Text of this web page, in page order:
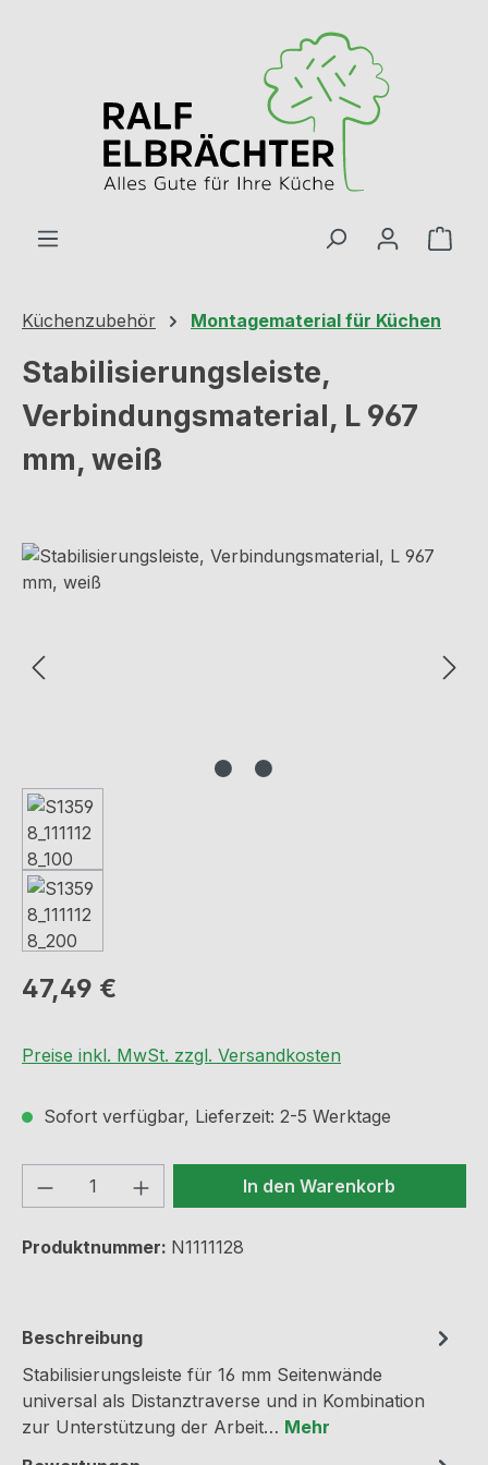
Küchenzubehör Montagematerial für Küchen
Stabilisierungsleiste,
Verbindungsmaterial, L 967
mm, weiß
Bildergalerie überspringen
Regulärer Preis:
47,49 €
Preise inkl. MwSt. zzgl. Versandkosten
Sofort verfügbar, Lieferzeit: 2-5 Werktage
Produkt Anzahl: Gib denIn den Warenkorb
Produktnummer: N1111128
Beschreibung
Stabilisierungsleiste für 16 mm Seitenwände
universal als Distanztraverse und in Kombination
zur Unterstützung der Arbeit… Mehr